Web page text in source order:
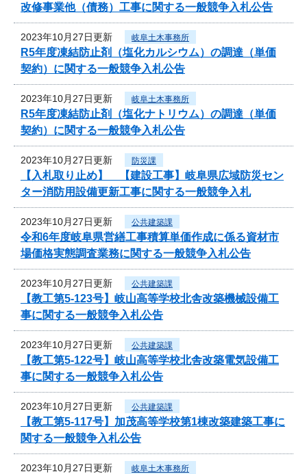
改修事業他（債務）工事に関する一般競争入札公告
2023年10月27日更新 岐阜土木事務所
R5年度凍結防止剤（塩化カルシウム）の調達（単価
契約）に関する一般競争入札公告
2023年10月27日更新 岐阜土木事務所
R5年度凍結防止剤（塩化ナトリウム）の調達（単価
契約）に関する一般競争入札公告
2023年10月27日更新 防災課
【入札取り止め】 【建設工事】岐阜県広域防災セン
ター消防用設備更新工事に関する一般競争入札
2023年10月27日更新 公共建築課
令和6年度岐阜県営繕工事積算単価作成に係る資材市
場価格実態調査業務に関する一般競争入札公告
2023年10月27日更新 公共建築課
【教工第5-123号】岐山高等学校北舎改築機械設備工
事に関する一般競争入札公告
2023年10月27日更新 公共建築課
【教工第5-122号】岐山高等学校北舎改築電気設備工
事に関する一般競争入札公告
2023年10月27日更新 公共建築課
【教工第5-117号】加茂高等学校第1棟改築建築工事に
関する一般競争入札公告
2023年10月27日更新 岐阜土木事務所